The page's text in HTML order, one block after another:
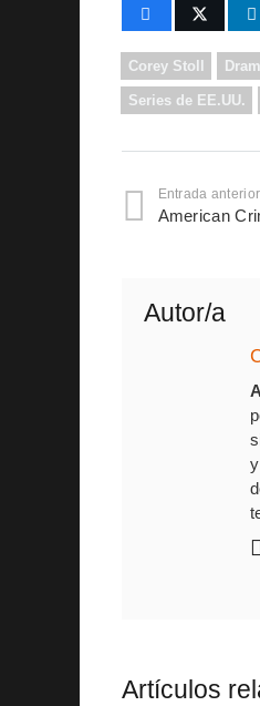
Corey Stoll
Series de EE.UU.
Entrada anterior
American
Autor/a
Artículos